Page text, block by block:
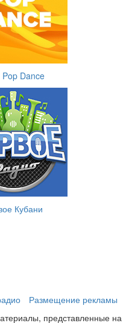
Pop Dance
Кубани
Размещение рекламы
представленные на